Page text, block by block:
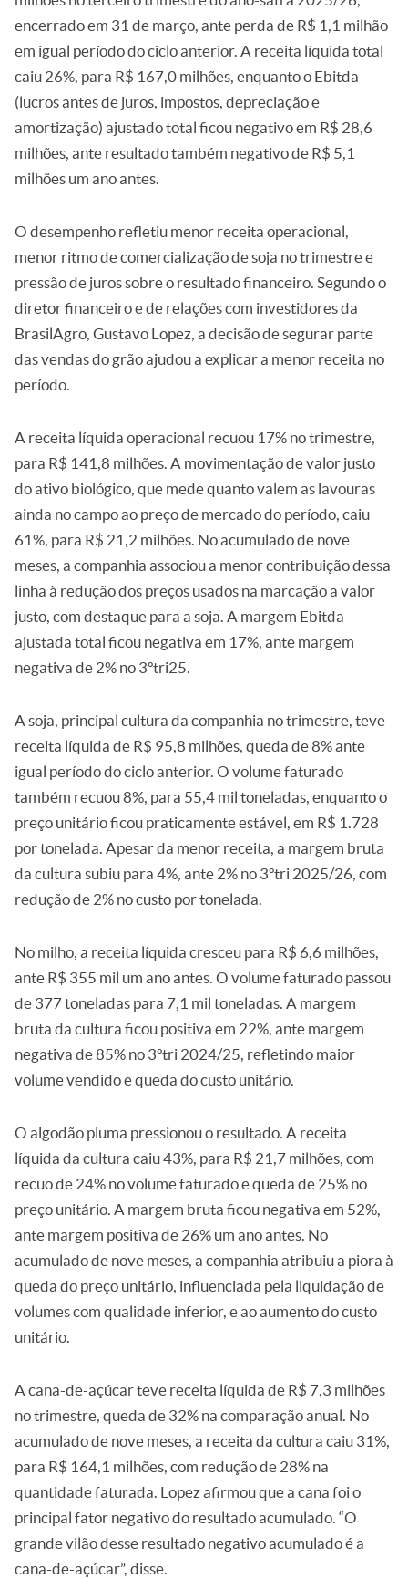
encerrado em 31 de março, ante perda de R$ 1,1 milhão
em igual período do ciclo anterior. A receita líquida total
caiu 26%, para R$ 167,0 milhões, enquanto o Ebitda
(lucros antes de juros, impostos, depreciação e
amortização) ajustado total ficou negativo em R$ 28,6
milhões, ante resultado também negativo de R$ 5,1
milhões um ano antes.
O desempenho refletiu menor receita operacional,
menor ritmo de comercialização de soja no trimestre e
pressão de juros sobre o resultado financeiro. Segundo o
diretor financeiro e de relações com investidores da
BrasilAgro, Gustavo Lopez, a decisão de segurar parte
das vendas do grão ajudou a explicar a menor receita no
período.
A receita líquida operacional recuou 17% no trimestre,
para R$ 141,8 milhões. A movimentação de valor justo
do ativo biológico, que mede quanto valem as lavouras
ainda no campo ao preço de mercado do período, caiu
61%, para R$ 21,2 milhões. No acumulado de nove
meses, a companhia associou a menor contribuição dessa
linha à redução dos preços usados na marcação a valor
justo, com destaque para a soja. A margem Ebitda
ajustada total ficou negativa em 17%, ante margem
negativa de 2% no 3ºtri25.
A soja, principal cultura da companhia no trimestre, teve
receita líquida de R$ 95,8 milhões, queda de 8% ante
igual período do ciclo anterior. O volume faturado
também recuou 8%, para 55,4 mil toneladas, enquanto o
preço unitário ficou praticamente estável, em R$ 1.728
por tonelada. Apesar da menor receita, a margem bruta
da cultura subiu para 4%, ante 2% no 3ºtri 2025/26, com
redução de 2% no custo por tonelada.
No milho, a receita líquida cresceu para R$ 6,6 milhões,
ante R$ 355 mil um ano antes. O volume faturado passou
de 377 toneladas para 7,1 mil toneladas. A margem
bruta da cultura ficou positiva em 22%, ante margem
negativa de 85% no 3ºtri 2024/25, refletindo maior
volume vendido e queda do custo unitário.
O algodão pluma pressionou o resultado. A receita
líquida da cultura caiu 43%, para R$ 21,7 milhões, com
recuo de 24% no volume faturado e queda de 25% no
preço unitário. A margem bruta ficou negativa em 52%,
ante margem positiva de 26% um ano antes. No
acumulado de nove meses, a companhia atribuiu a piora à
queda do preço unitário, influenciada pela liquidação de
volumes com qualidade inferior, e ao aumento do custo
unitário.
A cana-de-açúcar teve receita líquida de R$ 7,3 milhões
no trimestre, queda de 32% na comparação anual. No
acumulado de nove meses, a receita da cultura caiu 31%,
para R$ 164,1 milhões, com redução de 28% na
quantidade faturada. Lopez afirmou que a cana foi o
principal fator negativo do resultado acumulado. “O
grande vilão desse resultado negativo acumulado é a
cana-de-açúcar”, disse.